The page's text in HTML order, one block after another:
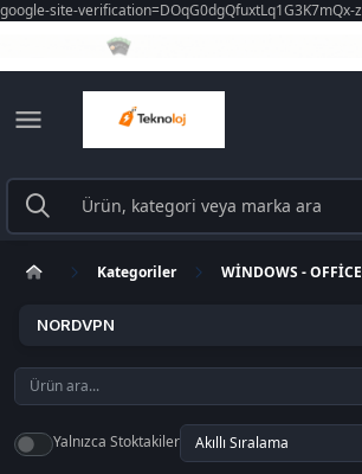
google-site-verification=DOqG0dgQfuxtLq1G3K7mQx-
Kategoriler WİNDOWS - OFFİCE
NORDVPN
Yalnızca Stoktakiler